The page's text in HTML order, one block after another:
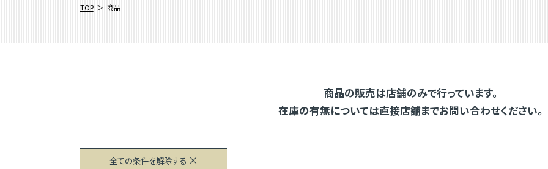
TOP 商品
商品の販売は店舗のみで行っています。
在庫の有無については直接店舗までお問い合わせください。
全ての条件を解除する